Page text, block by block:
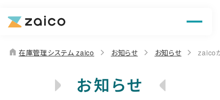
機能
home 在庫管理システム zaico お知らせ お知らせ zaico
お知らせ